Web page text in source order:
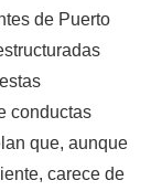
de Puerto
conductas
que, aunque
carece de